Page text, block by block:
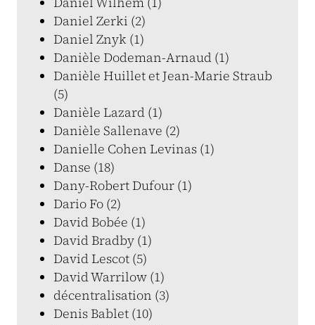
Daniel Zerki (2)
Daniel Znyk (1)
Danièle Dodeman-Arnaud (1)
Danièle Huillet et Jean-Marie Straub
(5)
Danièle Lazard (1)
Danièle Sallenave (2)
Danielle Cohen Levinas (1)
Danse (18)
Dany-Robert Dufour (1)
Dario Fo (2)
David Bobée (1)
David Bradby (1)
David Lescot (5)
David Warrilow (1)
décentralisation (3)
Denis Bablet (10)